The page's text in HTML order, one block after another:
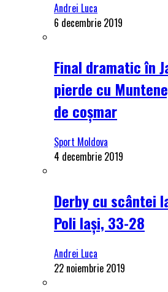
Andrei Luca
6 decembrie 2019
Final dramatic în
pierde cu
de coșmar
Sport Moldova
4 decembrie 2019
Derby cu scântei
Poli Iași, 33-28
Andrei Luca
22 noiembrie 2019